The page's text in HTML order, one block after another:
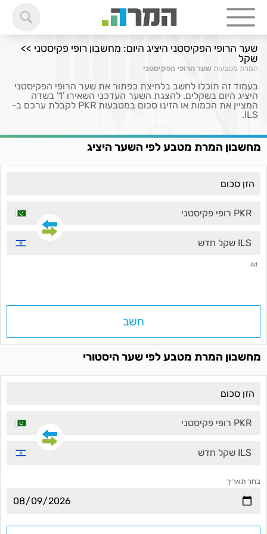
שער הרופי הפקיסטני היציג היום: מחשבון רופי פקיסטני >>
שקל
המרת מטבעות שער הרופי הפקיסטני
בעמוד זה תוכלו לחשב בלחיצת כפתור את שער הרופי הפקיסטני
היציג היום בשקלים. להצגת השער העדכני השאירו '1' בשדה
המציין את הכמות או הזינו סכום במטבעות PKR לקבלת ערכם ב-
ILS.
מחשבון המרת מטבע לפי השער היציג
PKR רופי פקיסטני
ILS שקל חדש
Ad
חשב
מחשבון המרת מטבע לפי שער היסטורי
PKR רופי פקיסטני
ILS שקל חדש
בחר תאריך